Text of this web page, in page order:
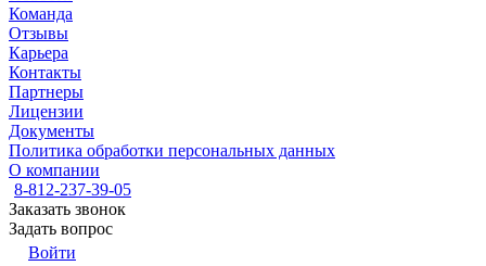
Команда
Отзывы
Карьера
Контакты
Партнеры
Лицензии
Документы
Политика обработки персональных данных
О компании
8-812-237-39-05
Заказать звонок
Задать вопрос
Войти